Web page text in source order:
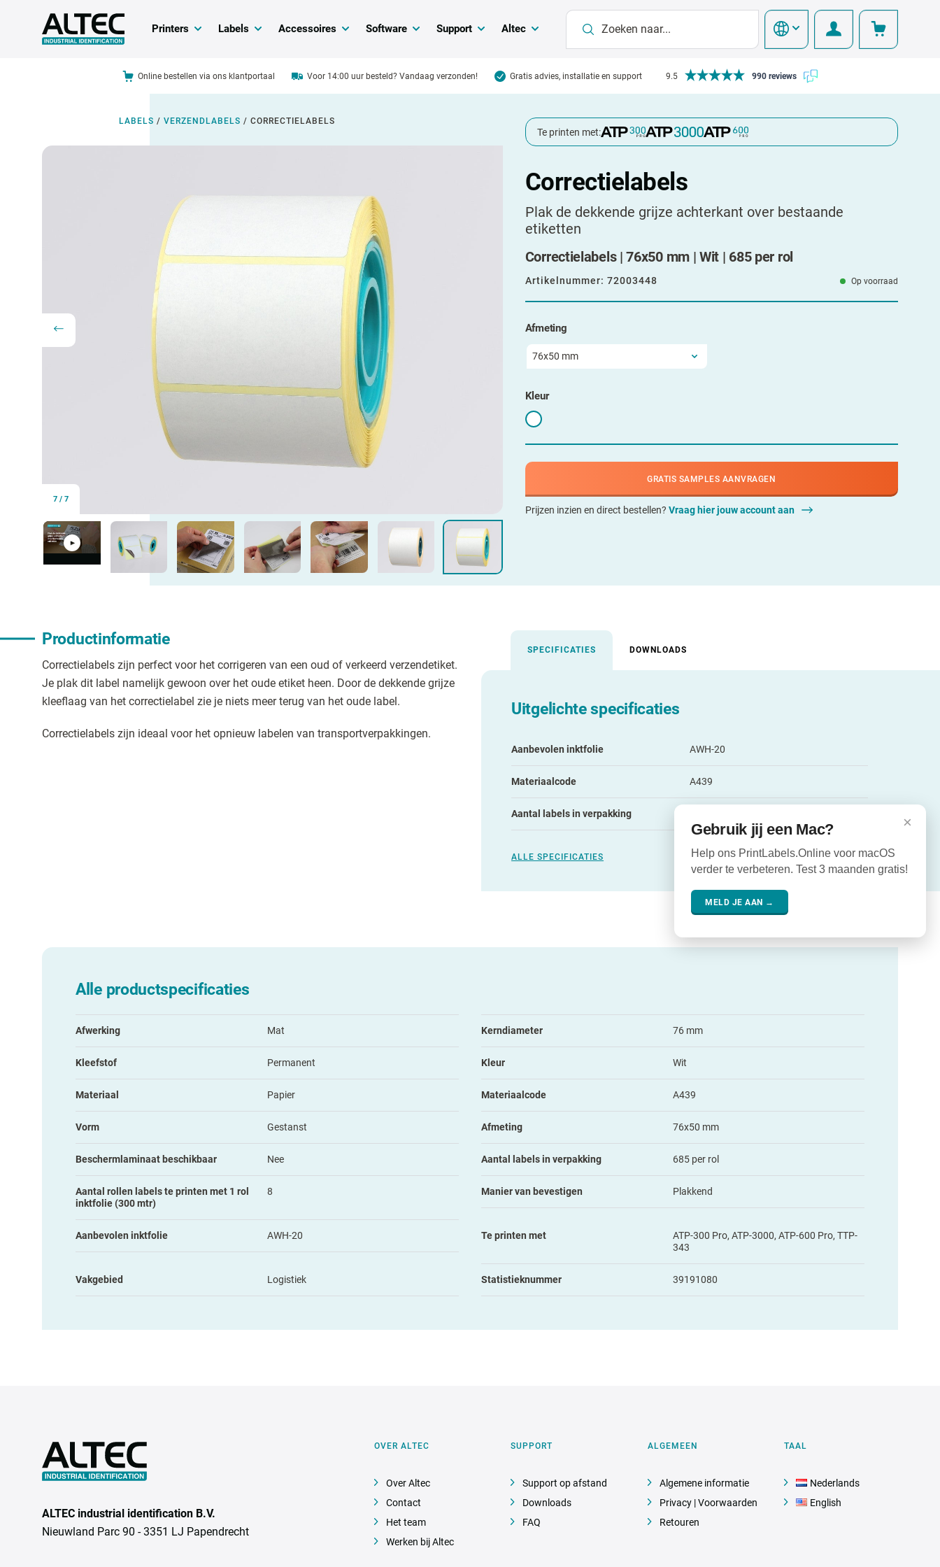
Printers Labels Accessoires Software Support Altec
Online bestellen via ons klantportaal Voor 14:00 uur besteld? Vandaag verzonden! Gratis advies, installatie en support 9.5 990 reviews
LABELS / VERZENDLABELS / CORRECTIELABELS
7 / 7
Te printen met:
Correctielabels
Plak de dekkende grijze achterkant over bestaande
etiketten
Correctielabels | 76x50 mm | Wit | 685 per rol
Artikelnummer: 72003448 Op voorraad
Afmeting
Kleur
GRATIS SAMPLES AANVRAGEN
Prijzen inzien en direct bestellen? Vraag hier jouw account aan
Productinformatie
Correctielabels zijn perfect voor het corrigeren van een oud of verkeerd verzendetiket.
Je plak dit label namelijk gewoon over het oude etiket heen. Door de dekkende grijze
kleeflaag van het correctielabel zie je niets meer terug van het oude label.
Correctielabels zijn ideaal voor het opnieuw labelen van transportverpakkingen.
SPECIFICATIES DOWNLOADS
Uitgelichte specificaties
Aanbevolen inktfolie AWH-20
Materiaalcode A439
Aantal labels in verpakking
ALLE SPECIFICATIES
Alle productspecificaties
Afwerking Mat Kerndiameter 76 mm
Kleefstof Permanent Kleur Wit
Materiaal Papier Materiaalcode A439
Vorm Gestanst Afmeting 76x50 mm
Beschermlaminaat beschikbaar Nee Aantal labels in verpakking 685 per rol
Aantal rollen labels te printen met 1 rol
inktfolie (300 mtr)
8 Manier van bevestigen Plakkend
Aanbevolen inktfolie AWH-20 Te printen met
ATP-300 Pro, ATP-3000, ATP-600 Pro, TTP-
343
Vakgebied Logistiek Statistieknummer 39191080
ALTEC industrial identification B.V.
Nieuwland Parc 90 - 3351 LJ Papendrecht
OVER ALTEC
Over Altec
Contact
Het team
Werken bij Altec
SUPPORT
Support op afstand
Downloads
FAQ
ALGEMEEN
Algemene informatie
Privacy | Voorwaarden
Retouren
TAAL
Nederlands
English
×
Gebruik jij een Mac?
Help ons PrintLabels.Online voor macOS
verder te verbeteren. Test 3 maanden gratis!
MELD JE AAN →